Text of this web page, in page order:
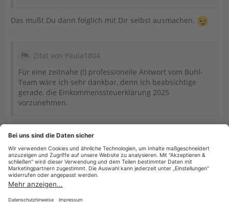
Das mußt Du dann folglich mit Dir selbst ausmachen.
Zitat von Paula1804
Für eine zeitnahe (!) professionelle Antwort vom Buhl-
Team wäre ich sehr dankbar, denn ich beabsichtige
gerade, die Einkommenssteuerklärung 2025
vorzunehmen.
Support. Aber das kannst Du Dir auch schenken, denn die
werden Dir auch nichts anderes sagen. Es sei denn, wir
haben etwas völlig falsch verstanden. Das denke ich aber
nicht.